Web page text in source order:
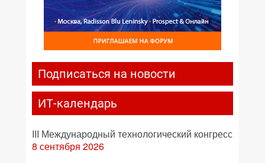
Подписаться на новости
ИТ-календарь
III Международный технологический конгресс
8 сентября 2026